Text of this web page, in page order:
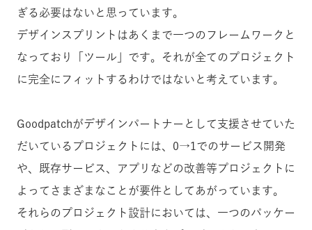
ぎる必要はないと思っています。
デザインスプリントはあくまで一つのフレームワークと
なっており「ツール」です。それが全てのプロジェクト
に完全にフィットするわけではないと考えています。
Goodpatchがデザインパートナーとして支援させていた
だいているプロジェクトには、0→1でのサービス開発
や、既存サービス、アプリなどの改善等プロジェクトに
よってさまざまなことが要件としてあがっています。
それらのプロジェクト設計においては、一つのパッケー